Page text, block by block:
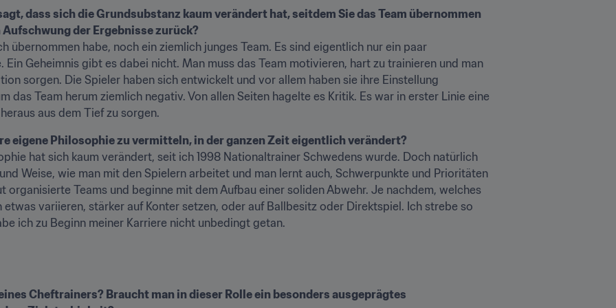
dass sich die Grundsubstanz kaum verändert hat, seitdem Sie das Team übernommen
der Ergebnisse zurück?
übernommen habe, noch ein ziemlich junges Team. Es sind eigentlich nur ein paar
Geheimnis gibt es dabei nicht. Man muss das Team motivieren, hart zu trainieren und man
sorgen. Die Spieler haben sich entwickelt und vor allem haben sie ihre Einstellung
das Team herum ziemlich negativ. Von allen Seiten hagelte es Kritik. Es war in erster Linie eine
aus dem Tief zu sorgen.
eigene Philosophie zu vermitteln, in der ganzen Zeit eigentlich verändert?
hat sich kaum verändert, seit ich 1998 Nationaltrainer Schwedens wurde. Doch natürlich
Weise, wie man mit den Spielern arbeitet und man lernt auch, Schwerpunkte und Prioritäten
organisierte Teams und beginne mit dem Aufbau einer soliden Abwehr. Je nachdem, welches
etwas variieren, stärker auf Konter setzen, oder auf Ballbesitz oder Direktspiel. Ich strebe so
ich zu Beginn meiner Karriere nicht unbedingt getan.
Cheftrainers? Braucht man in dieser Rolle ein besonders ausgeprägtes